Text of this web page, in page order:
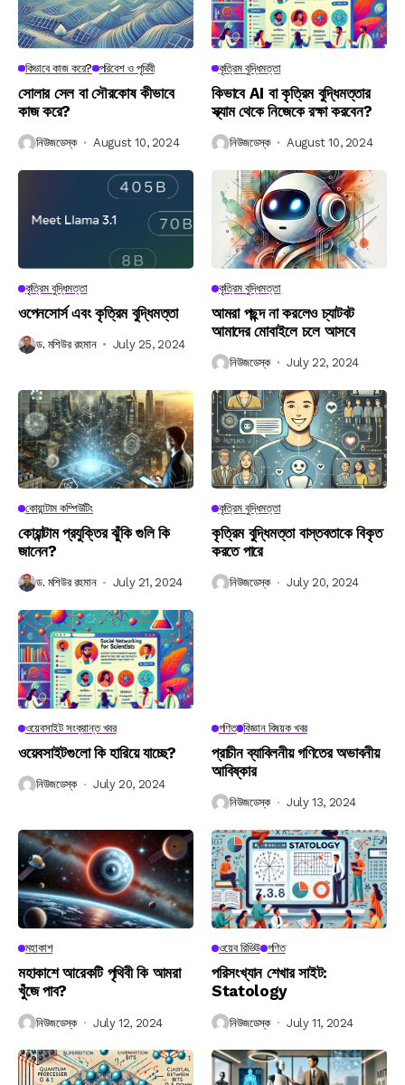
কিভাবে কাজ করে? পরিবেশ ও পৃথিবী
সোলার সেল বা সৌরকোষ কীভাবে
কাজ করে?
নিউজডেস্ক August 10, 2024
কৃত্রিম বুদ্ধিমত্তা
কিভাবে AI বা কৃত্রিম বুদ্ধিমত্তার
স্ক্যাম থেকে নিজেকে রক্ষা করবেন?
নিউজডেস্ক August 10, 2024
কৃত্রিম বুদ্ধিমত্তা
ওপেনসোর্স এবং কৃত্রিম বুদ্ধিমত্তা
ড. মশিউর রহমান July 25, 2024
কৃত্রিম বুদ্ধিমত্তা
আমরা পছন্দ না করলেও চ্যাটবট
আমাদের মোবাইলে চলে আসবে
নিউজডেস্ক July 22, 2024
কোয়ান্টাম কম্পিউটিং
কোয়ান্টাম প্রযুক্তির ঝুঁকি গুলি কি
জানেন?
ড. মশিউর রহমান July 21, 2024
কৃত্রিম বুদ্ধিমত্তা
কৃত্রিম বুদ্ধিমত্তা বাস্তবতাকে বিকৃত
করতে পারে
নিউজডেস্ক July 20, 2024
ওয়েবসাইট সংক্রান্ত খবর
ওয়েবসাইটগুলো কি হারিয়ে যাচ্ছে?
নিউজডেস্ক July 20, 2024
গণিত বিজ্ঞান বিষয়ক খবর
প্রাচীন ব্যাবিলনীয় গণিতের অভাবনীয়
আবিষ্কার
নিউজডেস্ক July 13, 2024
মহাকাশ
মহাকাশে আরেকটি পৃথিবী কি আমরা
খুঁজে পাব?
নিউজডেস্ক July 12, 2024
ওয়েব রিভিউ গণিত
পরিসংখ্যান শেখার সাইট:
Statology
নিউজডেস্ক July 11, 2024